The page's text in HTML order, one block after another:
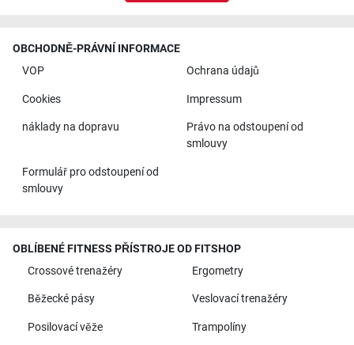
OBCHODNĚ-PRÁVNÍ INFORMACE
VOP
Ochrana údajů
Cookies Impressum
náklady na dopravu
Právo na odstoupení od
smlouvy
Formulář pro odstoupení od
smlouvy
OBLÍBENÉ FITNESS PŘÍSTROJE OD FITSHOP
Crossové trenažéry
Ergometry
Běžecké pásy Veslovací trenažéry
Posilovací věže Trampolíny